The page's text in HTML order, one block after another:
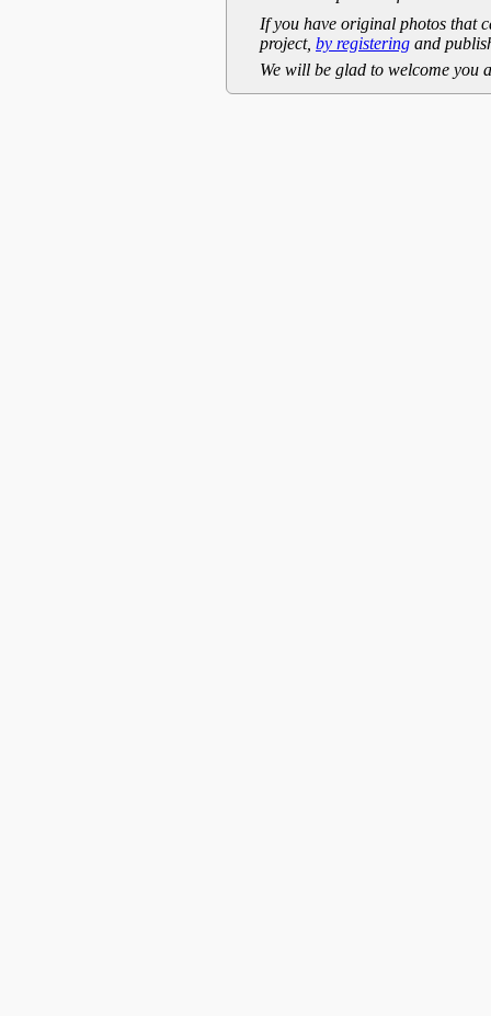
If you have original photos that
project, by registering and
We will be glad to welcome